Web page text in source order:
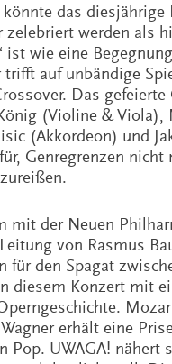
das diesjährige
werden als
ist wie eine
auf unbändige
Das
(Violine & Viola),
(Akkordeon) und
Genregrenzen
mit der Neuen
von Rasmus
für den Spagat
diesem Konzert mit
erhält eine
Pop. UWAGA!